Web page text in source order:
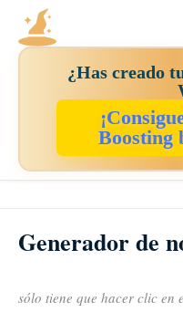
¿Has creado
Boosting
Generador de
sólo tiene que hacer clic en